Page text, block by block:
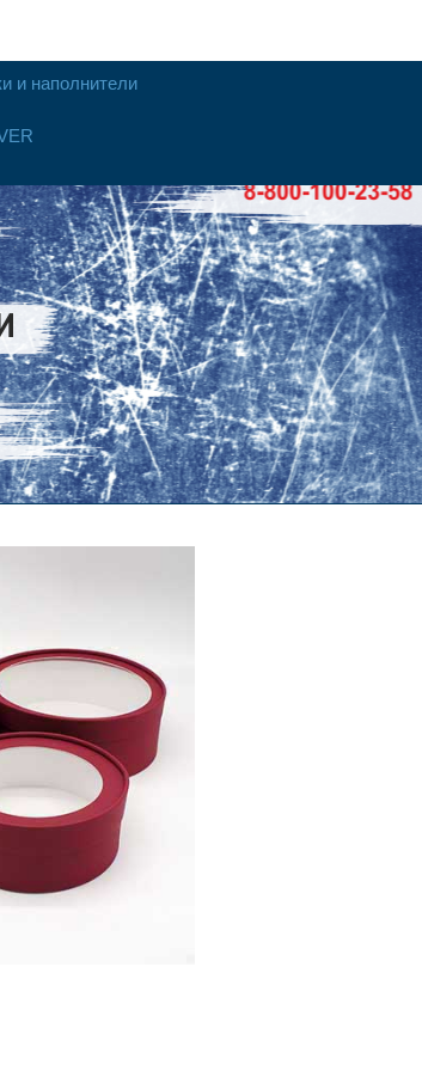
и наполнители